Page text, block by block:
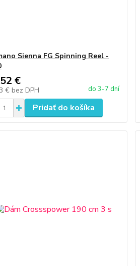
Sienna FG Spinning Reel -
€
€ bez DPH do 3-7 dní
Pridať do košíka